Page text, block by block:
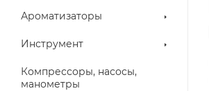
Ароматизаторы
Инструмент
Компрессоры, насосы,
манометры